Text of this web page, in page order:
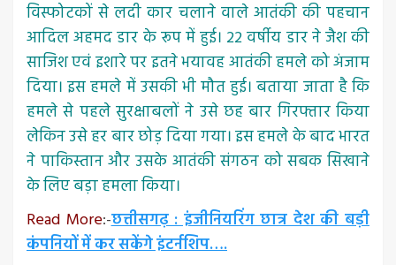
विस्फोटकों से लदी कार चलाने वाले आतंकी की पहचान
आदिल अहमद डार के रूप में हुई। 22 वर्षीय डार ने जैश की
साजिश एवं इशारे पर इतने भयावह आतंकी हमले को अंजाम
दिया। इस हमले में उसकी भी मौत हुई। बताया जाता है कि
हमले से पहले सुरक्षाबलों ने उसे छह बार गिरफ्तार किया
लेकिन उसे हर बार छोड़ दिया गया। इस हमले के बाद भारत
ने पाकिस्तान और उसके आतंकी संगठन को सबक सिखाने
के लिए बड़ा हमला किया।
Read More:-छत्तीसगढ़ : इंजीनियरिंग छात्र देश की बड़ी
कंपनियों में कर सकेंगे इंटर्नशिप….